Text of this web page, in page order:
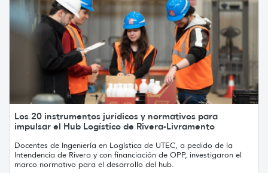
Los 20 instrumentos jurídicos y normativos para
impulsar el Hub Logístico de Rivera-Livramento
Docentes de Ingeniería en Logística de UTEC, a pedido de la
Intendencia de Rivera y con financiación de OPP, investigaron el
marco normativo para el desarrollo del hub.